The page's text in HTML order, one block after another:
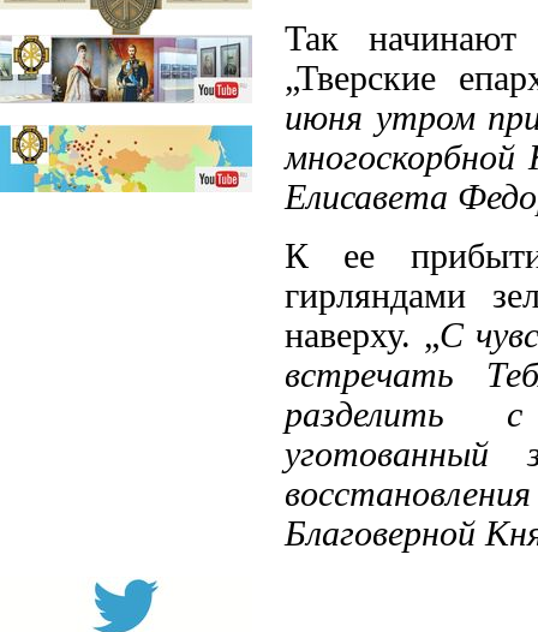
Так начинают
„Тверские
июня утром
многоскорбной
Елисавета
К ее
гирляндами
наверху. „С
встречать
разделить
Благоверной